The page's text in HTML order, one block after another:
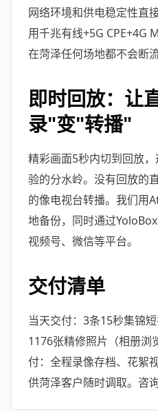
网络环境和供电稳定性直
用千兆有线+5G CPE+4G
在菏泽任何场地都不会断流
即时回放：让
录"变"转播"
精彩画面5秒内切到回放
验的分水岭。没有回放的
的像电视台转播。我们用
地备份，同时通过
视频号、微信等平台。
交付清单
当天交付：3条15秒集锦
1176张精修照片（相册浏
付：全程录像存档、花絮
供菏泽客户随时调取。咨